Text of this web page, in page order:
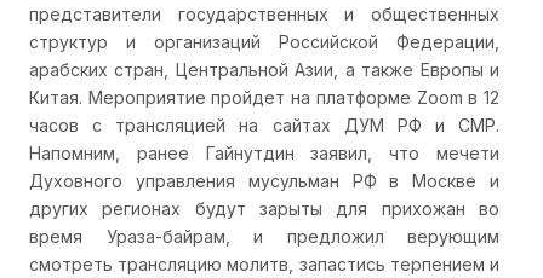
представители государственных и общественных
структур и организаций Российской Федерации,
арабских стран, Центральной Азии, а также Европы и
Китая. Мероприятие пройдет на платформе Zoom в 12
часов с трансляцией на сайтах ДУМ РФ и СМР.
Напомним, ранее Гайнутдин заявил, что мечети
Духовного управления мусульман РФ в Москве и
других регионах будут зарыты для прихожан во
время Ураза-байрам, и предложил верующим
смотреть трансляцию молитв, запастись терпением и